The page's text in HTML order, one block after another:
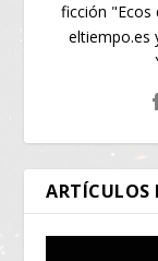
ficción "Ecos
eltiempo.es
ARTÍCULOS